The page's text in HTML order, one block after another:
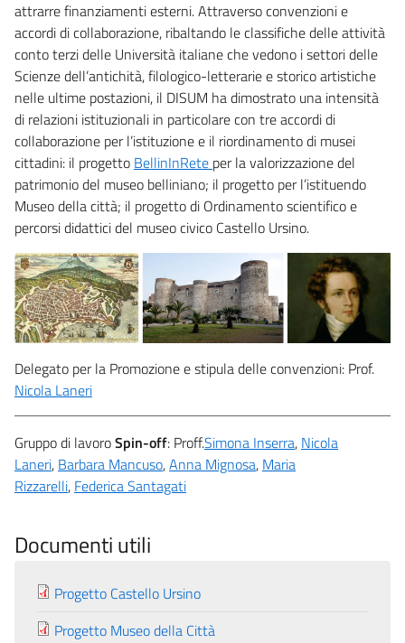
attrarre finanziamenti esterni. Attraverso convenzioni e
accordi di collaborazione, ribaltando le classifiche delle attività
conto terzi delle Università italiane che vedono i settori delle
Scienze dell’antichità, filologico-letterarie e storico artistiche
nelle ultime postazioni, il DISUM ha dimostrato una intensità
di relazioni istituzionali in particolare con tre accordi di
collaborazione per l’istituzione e il riordinamento di musei
cittadini: il progetto BellinInRete per la valorizzazione del
patrimonio del museo belliniano; il progetto per l’istituendo
Museo della città; il progetto di Ordinamento scientifico e
percorsi didattici del museo civico Castello Ursino.
Delegato per la Promozione e stipula delle convenzioni: Prof.
Nicola Laneri
Gruppo di lavoroSpin-off: Proff.Simona Inserra, Nicola
Laneri, Barbara Mancuso,Anna Mignosa, Maria
Rizzarelli, Federica Santagati
Documenti utili
Progetto Castello Ursino
Progetto Museo della Città